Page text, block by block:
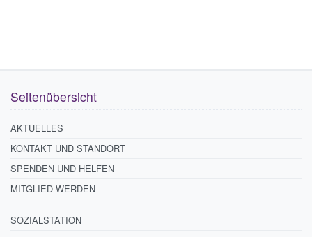
Seitenübersicht
AKTUELLES
KONTAKT UND STANDORT
SPENDEN UND HELFEN
MITGLIED WERDEN
SOZIALSTATION